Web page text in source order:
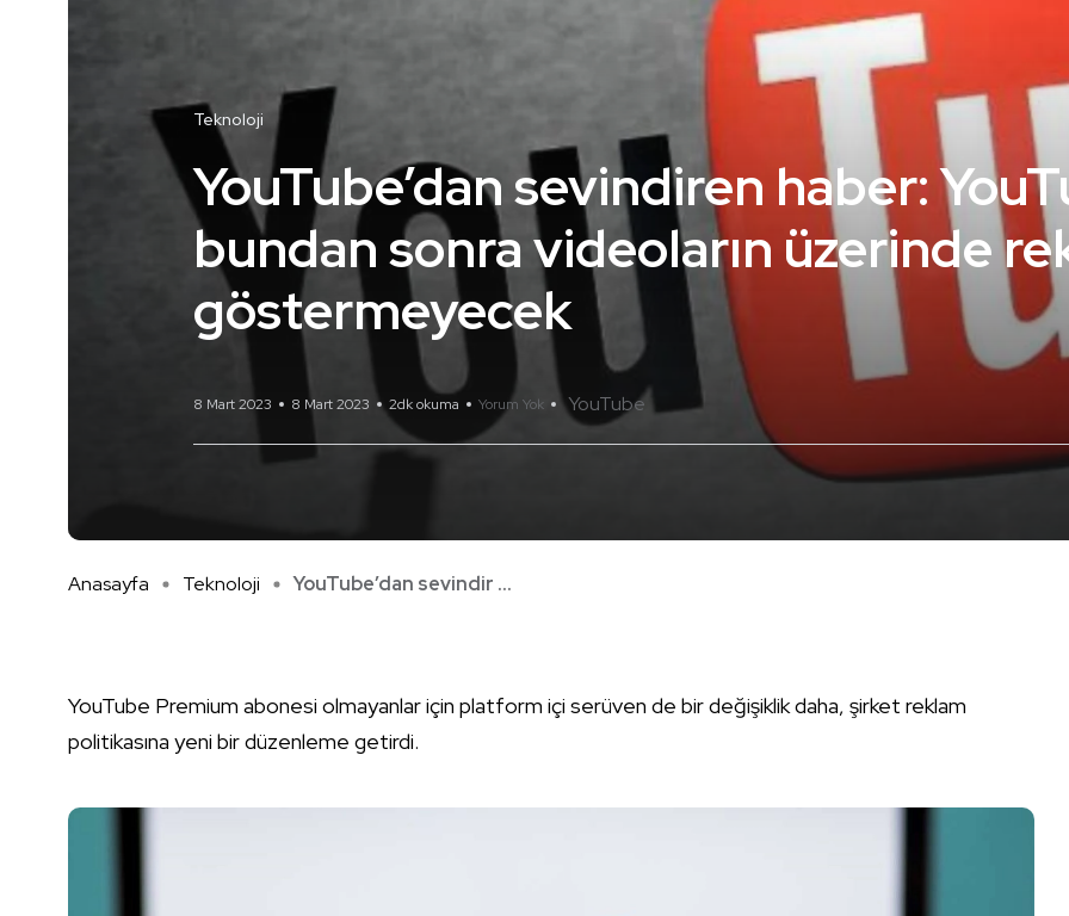
Teknoloji
YouTube’dan sevindiren haber:
bundan sonra videoların üzerinde
göstermeyecek
8 Mart 2023 8 Mart 2023 2dk okuma Yorum Yok YouTube
Anasayfa Teknoloji YouTube’dan sevindir ...
YouTube Premium abonesi olmayanlar için platform içi serüven de bir değişiklik daha, şirket reklam
politikasına yeni bir düzenleme getirdi.